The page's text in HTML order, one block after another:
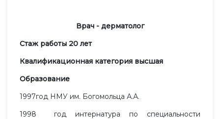
Врач - дерматолог
Стаж работы 20 лет
Квалификационная категория высшая
Образование
1997год НМУ им. Богомольца А.А.
1998 год интернатура по специальности